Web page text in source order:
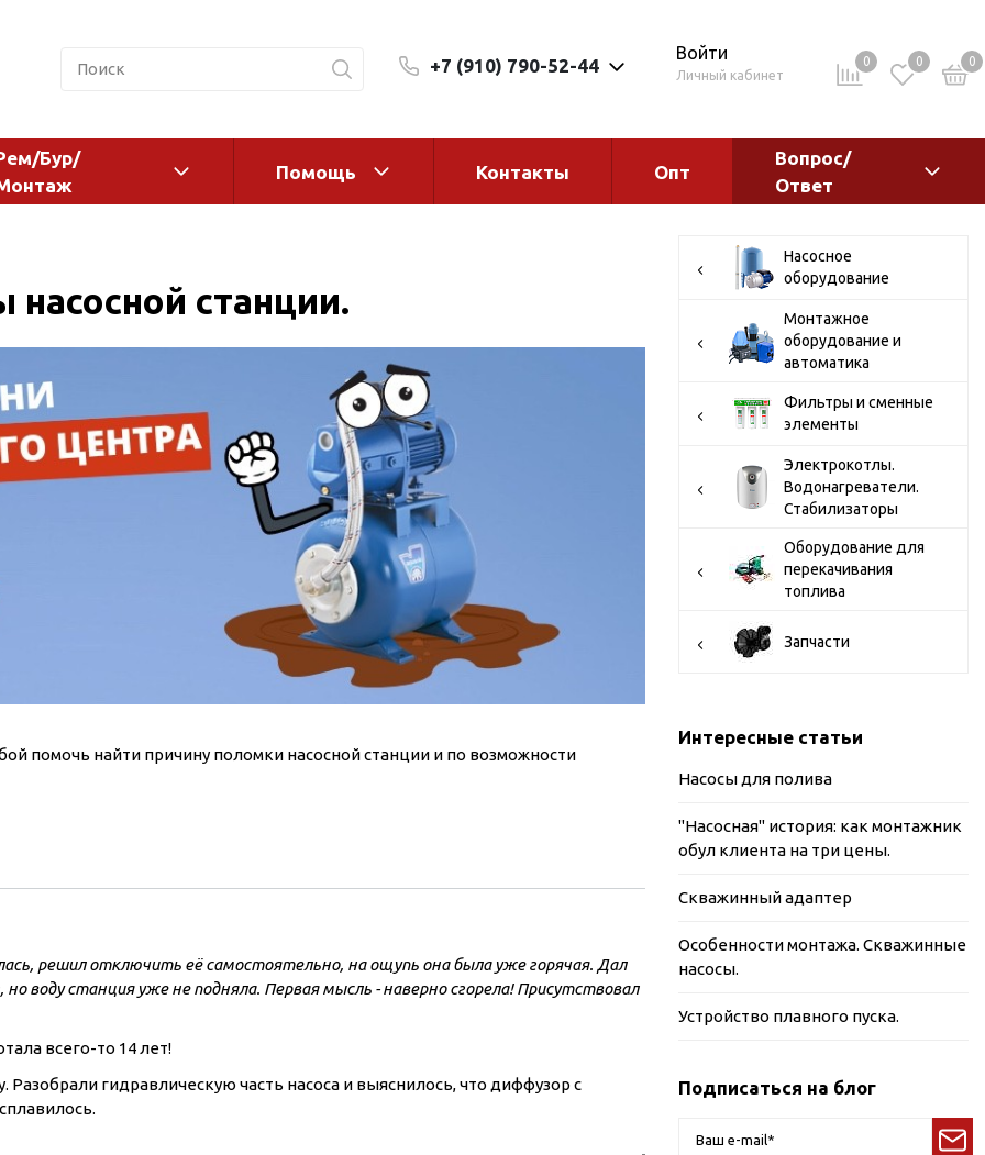
+7 (910) 790-52-44
Войти
Личный кабинет
0 0 0
адаптеры
и крепеж
и PPR
PPR-труб
Комплектующие
Фильтрующие среды
Системы фильтрации
Магистральные фильтры
Гейзер
Комплектующие
Корпус фильтра
Сменные элементы
Стационарные фильтры
Комплекты картриджей
Комплетующие
Стабилизаторы
Водонагреватели
Электрокотлы
Бур/
Помощь Контакты Опт
Вопрос/
Ответ
Насосное
оборудование
Монтажное
оборудование и
автоматика
Фильтры и сменные
элементы
Электрокотлы.
Водонагреватели.
Стабилизаторы
Оборудование для
перекачивания
топлива
Запчасти
Интересные статьи
Насосы для полива
"Насосная" история: как монтажник
обул клиента на три цены.
Скважинный адаптер
Особенности монтажа. Скважинные
насосы.
Устройство плавного пуска.
Подписаться на блог
станции.
помочь найти причину поломки насосной станции и по возможности
решил отключить её самостоятельно, на ощупь она была уже горячая. Дал
воду станция уже не подняла. Первая мысль - наверно сгорела! Присутствовал
всего-то 14 лет!
гидравлическую часть насоса и выяснилось, что диффузор с